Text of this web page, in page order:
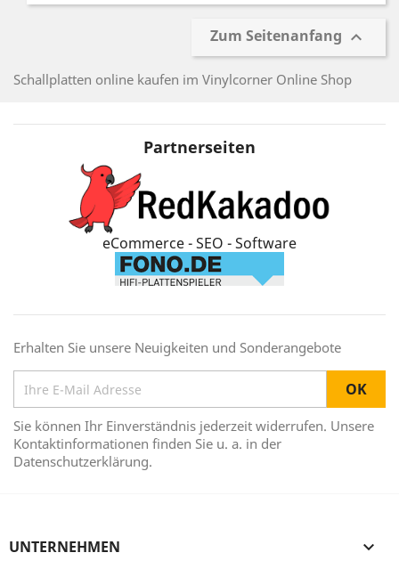
Zum Seitenanfang 
Schallplatten online kaufen im Vinylcorner Online Shop
Partnerseiten
eCommerce - SEO - Software
Erhalten Sie unsere Neuigkeiten und Sonderangebote
Sie können Ihr Einverständnis jederzeit widerrufen. Unsere
Kontaktinformationen finden Sie u. a. in der
Datenschutzerklärung.
UNTERNEHMEN 